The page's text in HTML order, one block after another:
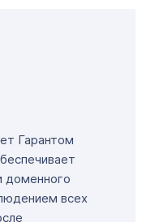
Гарантом
доменного
всех